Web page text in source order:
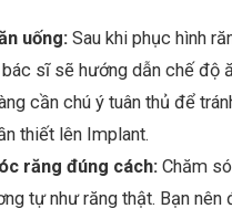
uống: Sau khi phục hình
sĩ sẽ hướng dẫn chế độ
cần chú ý tuân thủ để
thiết lên Implant.
răng đúng cách: Chăm
tự như răng thật. Bạn nên